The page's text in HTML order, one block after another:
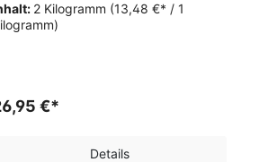
2 Kilogramm (13,48 €* / 1
€*
Details